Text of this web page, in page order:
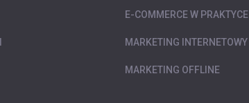
E-COMMERCE W PRAKTYCE
MARKETING INTERNETOWY
MARKETING OFFLINE